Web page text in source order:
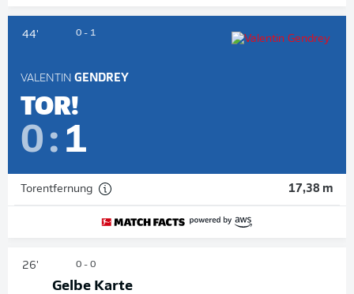
44' 0 - 1
VALENTIN GENDREY
TOR!
0 : 1
Torentfernung 17,38 m
26' 0 - 0
Gelbe Karte